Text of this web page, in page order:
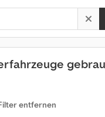
entfernen